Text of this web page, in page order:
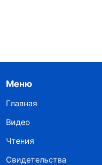
Меню
Главная
Видео
Чтения
Свидетельства